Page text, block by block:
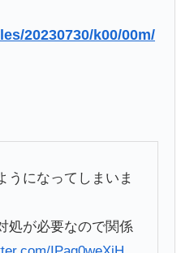
20230730/k00/00m/
うになってしまいま
処が必要なので関係